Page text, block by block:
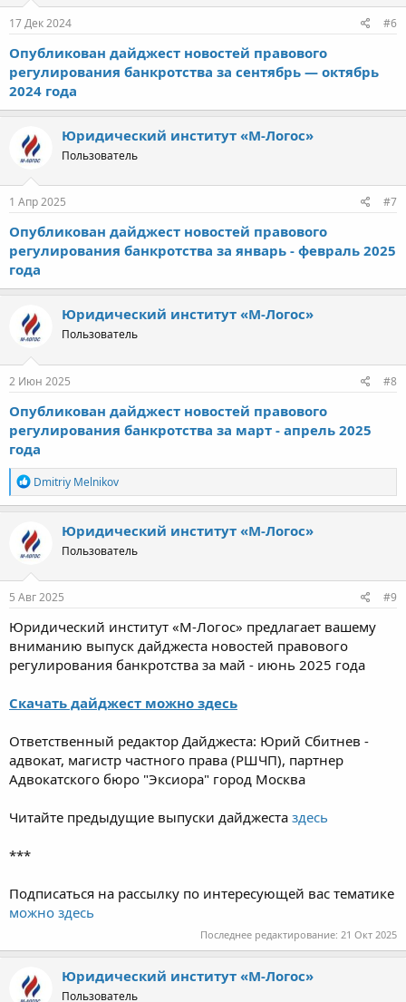
17 Дек 2024 #6
Опубликован дайджест новостей правового
регулирования банкротства за сентябрь — октябрь
2024 года
Юридический институт «М-Логос»
Пользователь
1 Апр 2025 #7
Опубликован дайджест новостей правового
регулирования банкротства за январь - февраль 2025
года
Юридический институт «М-Логос»
Пользователь
2 Июн 2025 #8
Опубликован дайджест новостей правового
регулирования банкротства за март - апрель 2025
года
Р
е
а
ц
и
:
Dmitriy Melnikov
Юридический институт «М-Логос»
Пользователь
5 Авг 2025 #9
Юридический институт «М-Логос» предлагает вашему
вниманию выпуск дайджеста новостей правового
регулирования банкротства за май - июнь 2025 года
Скачать дайджест можно здесь
Ответственный редактор Дайджеста: Юрий Сбитнев -
адвокат, магистр частного права (РШЧП), партнер
Адвокатского бюро "Эксиора" город Москва
Читайте предыдущие выпуски дайджеста здесь
***
Подписаться на рассылку по интересующей вас тематике
можно здесь
Последнее редактирование: 21 Окт 2025
Юридический институт «М-Логос»
Пользователь